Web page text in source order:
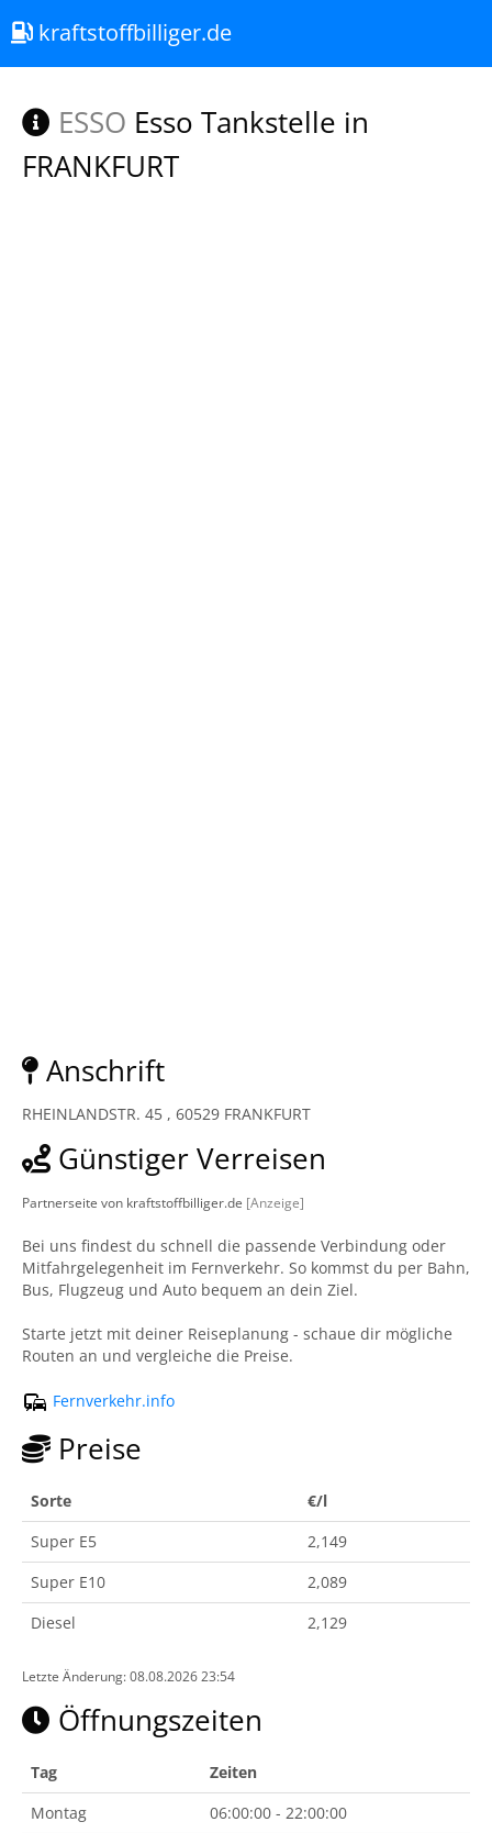
kraftstoffbilliger.de
ESSO Esso Tankstelle in
FRANKFURT
Anschrift
RHEINLANDSTR. 45 , 60529 FRANKFURT
Günstiger Verreisen
Partnerseite von kraftstoffbilliger.de [Anzeige]
Bei uns findest du schnell die passende Verbindung oder
Mitfahrgelegenheit im Fernverkehr. So kommst du per Bahn,
Bus, Flugzeug und Auto bequem an dein Ziel.
Starte jetzt mit deiner Reiseplanung - schaue dir mögliche
Routen an und vergleiche die Preise.
Fernverkehr.info
Preise
Sorte
€/l
Super E5
2,149
Super E10
2,089
Diesel
2,129
Letzte Änderung: 08.08.2026 23:54
Öffnungszeiten
Tag
Zeiten
Montag
06:00:00 - 22:00:00